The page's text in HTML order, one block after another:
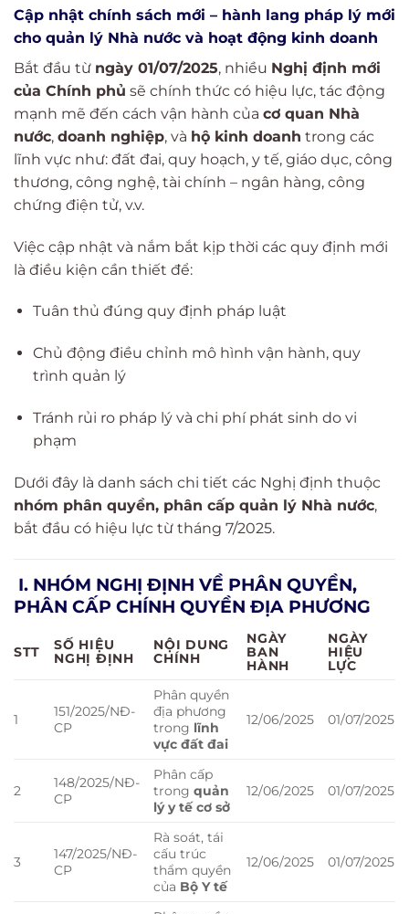
Cập nhật chính sách mới – hành lang pháp lý mới
cho quản lý Nhà nước và hoạt động kinh doanh
Bắt đầu từ ngày 01/07/2025, nhiều Nghị định mới
của Chính phủ sẽ chính thức có hiệu lực, tác động
mạnh mẽ đến cách vận hành của cơ quan Nhà
nước, doanh nghiệp, và hộ kinh doanh trong các
lĩnh vực như: đất đai, quy hoạch, y tế, giáo dục, công
thương, công nghệ, tài chính – ngân hàng, công
chứng điện tử, v.v.
Việc cập nhật và nắm bắt kịp thời các quy định mới
là điều kiện cần thiết để:
Tuân thủ đúng quy định pháp luật
Chủ động điều chỉnh mô hình vận hành, quy
trình quản lý
Tránh rủi ro pháp lý và chi phí phát sinh do vi
phạm
Dưới đây là danh sách chi tiết các Nghị định thuộc
nhóm phân quyền, phân cấp quản lý Nhà nước,
bắt đầu có hiệu lực từ tháng 7/2025.
I. NHÓM NGHỊ ĐỊNH VỀ PHÂN QUYỀN,
PHÂN CẤP CHÍNH QUYỀN ĐỊA PHƯƠNG
STT
SỐ HIỆU
NGHỊ ĐỊNH
NỘI DUNG
CHÍNH
NGÀY
BAN
HÀNH
NGÀY
HIỆU
LỰC
1
151/2025/NĐ-
CP
Phân quyền
địa phương
trong lĩnh
vực đất đai
12/06/2025 01/07/2025
2
148/2025/NĐ-
CP
Phân cấp
trongquản
lý y tế cơ sở
12/06/2025 01/07/2025
3
147/2025/NĐ-
CP
Rà soát, tái
cấu trúc
thẩm quyền
của Bộ Y tế
12/06/2025 01/07/2025